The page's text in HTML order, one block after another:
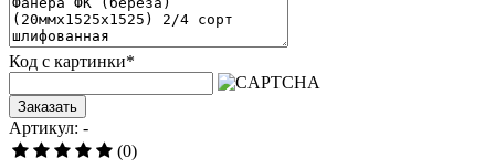
Код с картинки*
Заказать
Артикул: -
(0)